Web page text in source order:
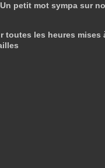
petit mot sympa sur
toutes les heures